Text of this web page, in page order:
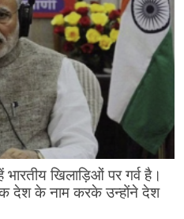
खिलाड़िओं पर गर्व है।
देश के नाम करके उन्होंने देश